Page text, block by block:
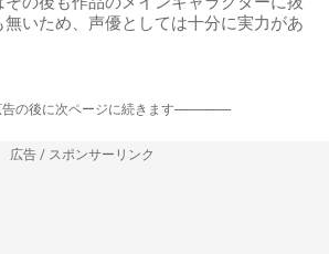
いため、声優としては十分に実力があ
告の後に次ページに続きます-----------------
広告 / スポンサーリンク